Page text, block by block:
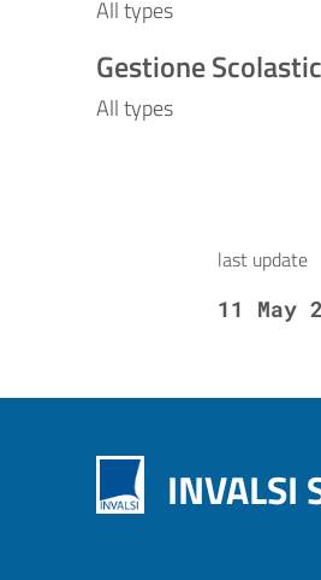
All types
Gestione
All types
last update
11 May